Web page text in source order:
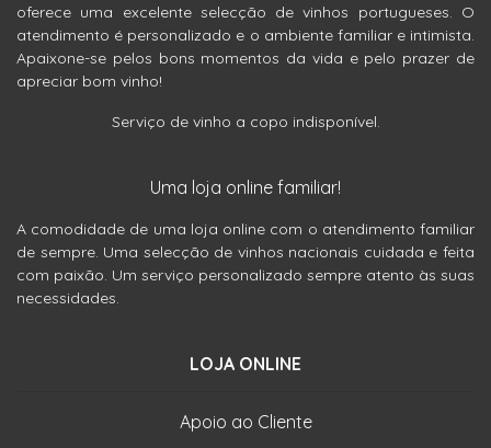
oferece uma excelente selecção de vinhos portugueses. O
atendimento é personalizado e o ambiente familiar e intimista.
Apaixone-se pelos bons momentos da vida e pelo prazer de
apreciar bom vinho!
Serviço de vinho a copo indisponível.
Uma loja online familiar!
A comodidade de uma loja online com o atendimento familiar
de sempre. Uma selecção de vinhos nacionais cuidada e feita
com paixão. Um serviço personalizado sempre atento às suas
necessidades.
LOJA ONLINE
Apoio ao Cliente